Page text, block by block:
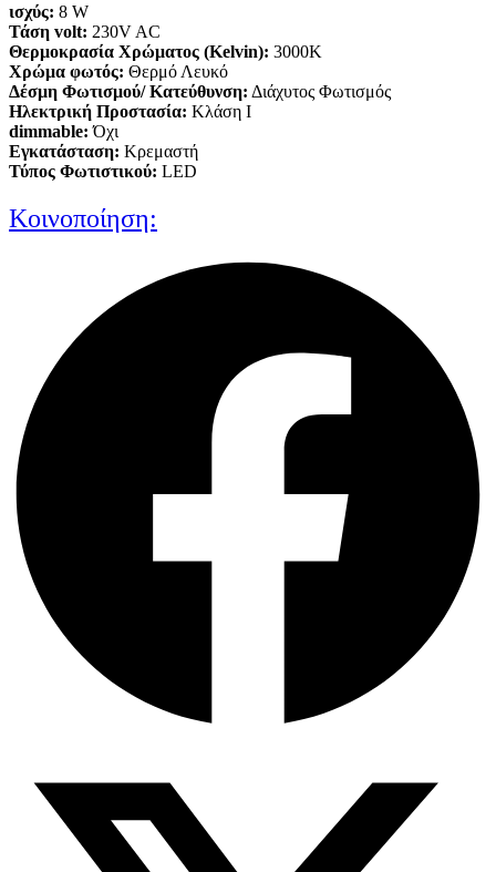
ισχύς: 8 W
Τάση volt: 230V AC
Θερμοκρασία Χρώματος (Kelvin): 3000K
Xρώμα φωτός: Θερμό Λευκό
Δέσμη Φωτισμού/ Κατεύθυνση: Διάχυτος Φωτισμός
Ηλεκτρική Προστασία: Κλάση Ι
dimmable: Όχι
Εγκατάσταση: Κρεμαστή
Τύπος Φωτιστικού: LED
Κοινοποίηση: